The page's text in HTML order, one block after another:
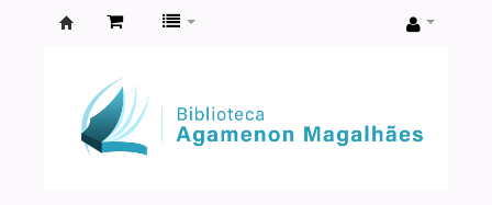
Agamenon
Magalhães